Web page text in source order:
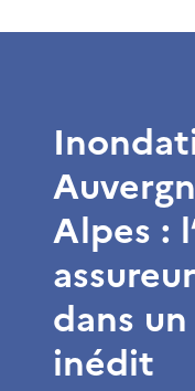
Alpes :
dans
inédit